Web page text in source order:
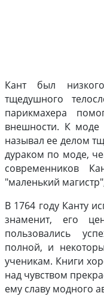
Кант был
тщедушного
парикмахера
внешности. К моде
называл ее делом
дураком по моде,
современников
"маленький
В 1764 году Канту
знаменит, его
пользовались
полной, и
ученикам. Книги
над чувством
ему славу модного